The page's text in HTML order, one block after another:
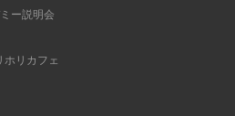
ー説明会
ホリカフェ